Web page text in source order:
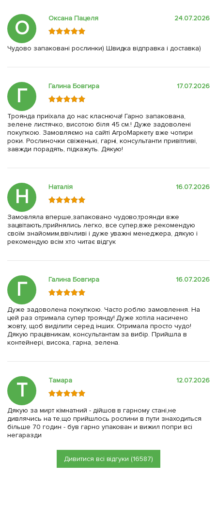
О Оксана Пацеля 24.07.2026
Чудово запаковані рослинки) Швидка відправка і доставка)
Г Галина Бовгира 17.07.2026
Троянда приїхала до нас класнюча! Гарно запакована,
зелене листячко, висотою біля 45 см.! Дуже задоволені
покупкою. Замовляємо на сайті АгроМаркету вже чотири
роки. Рослиночки свіженькі, гарні, консультанти привітливі,
завжди порадять, підкажуть. Дякую!
Н Наталія 16.07.2026
Замовляла вперше,запаковано чудово,троянди вже
зацвітають,прийнялись легко, все супер,вже рекомендую
своїм знайомим,ввічливі і дуже уважні менеджера, дякую і
рекомендую всім хто читає відгук
Г Галина Бовгира 16.07.2026
Дуже задоволена покупкою. Часто роблю замовлення. На
цей раз отримала супер троянду! Дуже хотіла насичено
жовту, щоб виділити серед інших. Отримала просто чудо!
Дякую працівникам, консультантам за вибір. Прийшла в
контейнері, висока, гарна, зелена.
Т Тамара 12.07.2026
Дякую за мирт кімнатний - дійшов в гарному стані,не
дивлячись на те,що прийшлось рослини в пути знаходиться
більше 70 годин - був гарно упакован и вижил попри всі
негаразди
Дивитися всі відгуки (16587)